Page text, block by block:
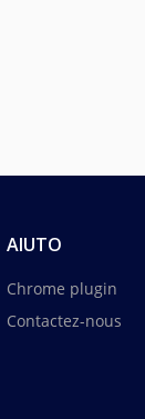
AIUTO
Chrome plugin
Contactez-nous